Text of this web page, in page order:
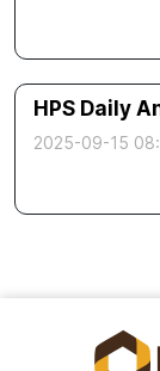
HPS Daily
2025-09-15